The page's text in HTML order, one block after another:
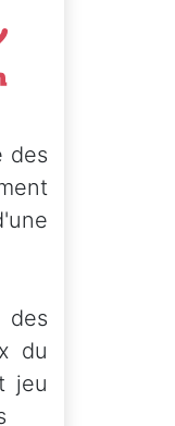
des
du
jeu